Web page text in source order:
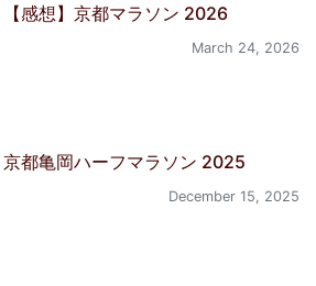
【感想】京都マラソン 2026
March 24, 2026
京都亀岡ハーフマラソン 2025
December 15, 2025